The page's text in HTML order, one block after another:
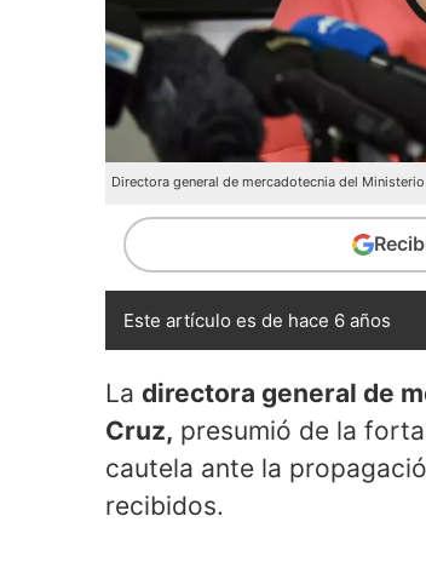
Directora general de mercadotecnia del Ministerio
Este artículo es de hace 6 años
La directora general de
Cruz, presumió de la
cautela ante la
recibidos.